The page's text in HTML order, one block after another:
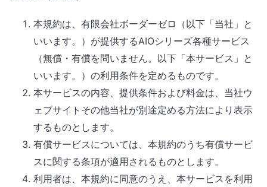
本規約は、有限会社ボーダーゼロ（以下「当社」と
いいます。）が提供するAIOシリーズ各種サービス
（無償・有償を問いません。以下「本サービス」と
いいます。）の利用条件を定めるものです。
本サービスの内容、提供条件および料金は、当社ウ
ェブサイトその他当社が別途定める方法により表示
するものとします。
有償サービスについては、本規約のうち有償サービ
スに関する条項が適用されるものとします。
利用者は、本規約に同意のうえ、本サービスを利用